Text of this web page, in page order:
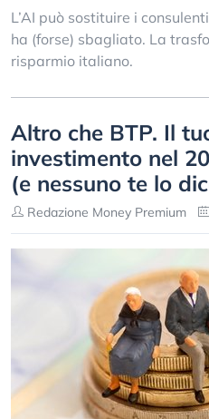
L’AI può sostituire i
ha (forse) sbagliato. La
risparmio italiano.
Altro che BTP. Il
investimento nel
(e nessuno te lo
Redazione Money Premium